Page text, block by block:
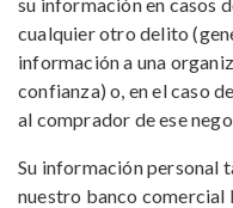
cualquier otro delito
información a una
confianza) o, en el caso
al comprador de ese
Su información personal
nuestro banco comercial